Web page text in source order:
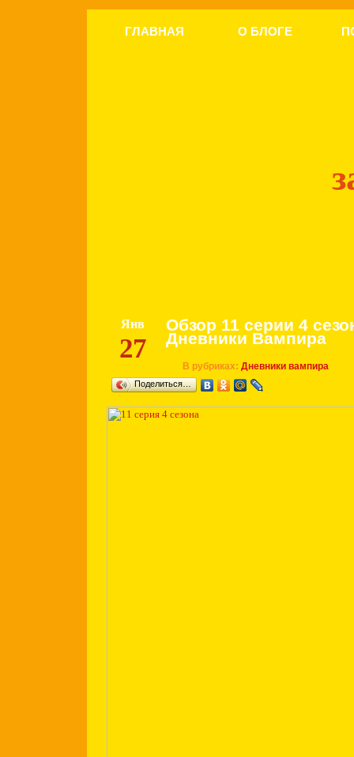
ГЛАВНАЯ О БЛОГЕ
Янв
27
Обзор 11 серии 4
Дневники Вампира
В рубриках: Дневники вампира
Поделиться…